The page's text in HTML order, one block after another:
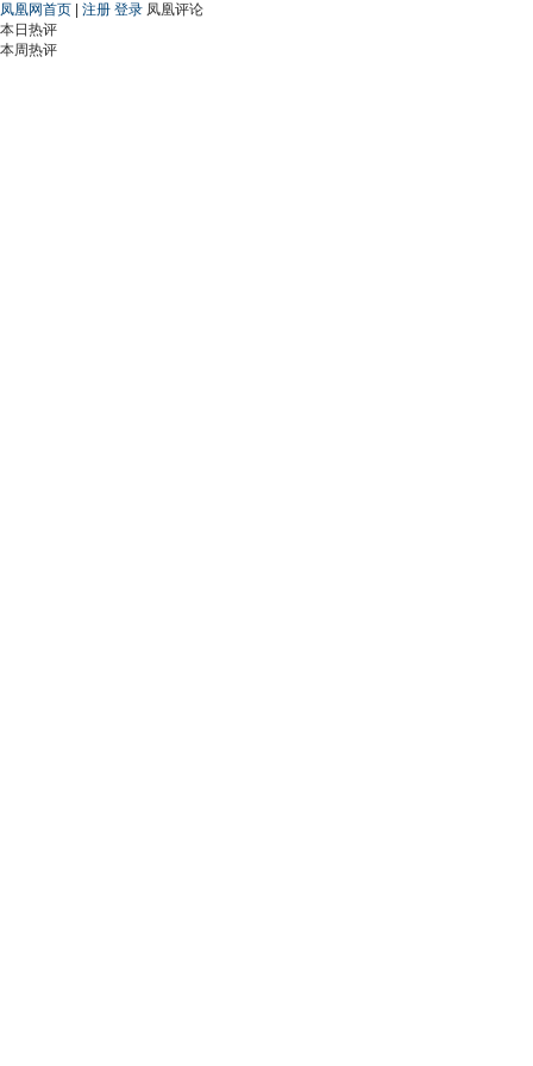
凤凰网首页 注册 登录 凤凰评论
本日热评
本周热评